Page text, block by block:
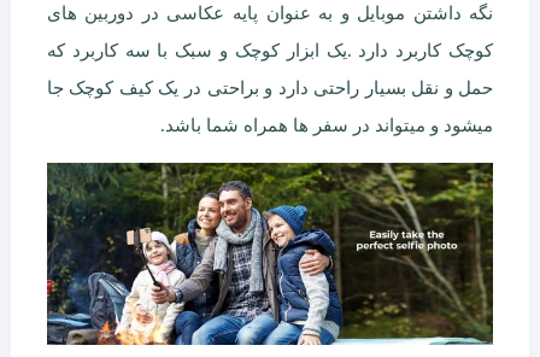
نگه داشتن موبایل و به عنوان پایه عکاسی در دوربین های
کوچک کاربرد دارد .یک ابزار کوچک و سبک با سه کاربرد که
حمل و نقل بسیار راحتی دارد و براحتی در یک کیف کوچک جا
میشود و میتواند در سفر ها همراه شما باشد.